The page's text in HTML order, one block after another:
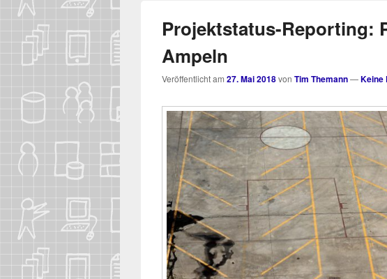
Projektstatus-Reporting:
Ampeln
Veröffentlicht am 27. Mai 2018von Tim Themann—Keine